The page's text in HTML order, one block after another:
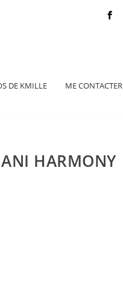
DE KMILLE ME CONTACTER
HARMONY